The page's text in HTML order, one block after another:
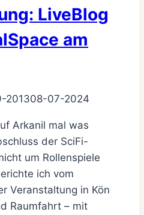
LiveBlog
am
201308-07-2024
Arkanil mal was
der SciFi-
um Rollenspiele
ich vom
Veranstaltung in Kön
Raumfahrt – mit